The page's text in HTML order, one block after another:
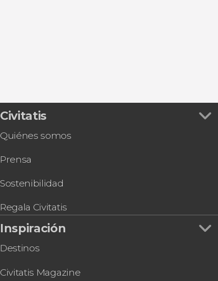
Civitatis
Quiénes somos
Prensa
Sostenibilidad
Regala Civitatis
Inspiración
Destinos
Civitatis Magazine